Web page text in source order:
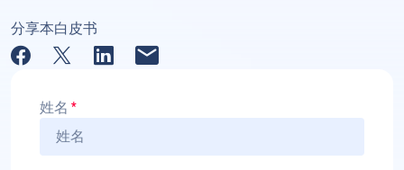
分享本白皮书
姓名 *